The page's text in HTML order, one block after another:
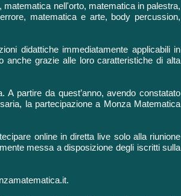
nell'orto, matematica in palestra,
matematica e arte, body percussion,
didattiche immediatamente applicabili in
anche grazie alle loro caratteristiche di alta
partire da quest’anno, avendo constatato
la partecipazione a Monza Matematica
online in diretta live solo alla riunione
messa a disposizione degli iscritti sulla